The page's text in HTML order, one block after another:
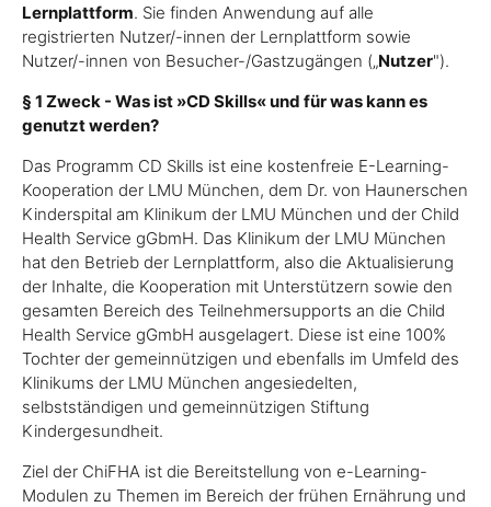
Lernplattform. Sie finden Anwendung auf alle
registrierten Nutzer/-innen der Lernplattform sowie
Nutzer/-innen von Besucher-/Gastzugängen („Nutzer").
§ 1 Zweck - Was ist »CD Skills« und für was kann es
genutzt werden?
Das Programm CD Skills ist eine kostenfreie E-Learning-
Kooperation der LMU München, dem Dr. von Haunerschen
Kinderspital am Klinikum der LMU München und der Child
Health Service gGbmH. Das Klinikum der LMU München
hat den Betrieb der Lernplattform, also die Aktualisierung
der Inhalte, die Kooperation mit Unterstützern sowie den
gesamten Bereich des Teilnehmersupports an die Child
Health Service gGmbH ausgelagert. Diese ist eine 100%
Tochter der gemeinnützigen und ebenfalls im Umfeld des
Klinikums der LMU München angesiedelten,
selbstständigen und gemeinnützigen Stiftung
Kindergesundheit.
Ziel der ChiFHA ist die Bereitstellung von e-Learning-
Modulen zu Themen im Bereich der frühen Ernährung und